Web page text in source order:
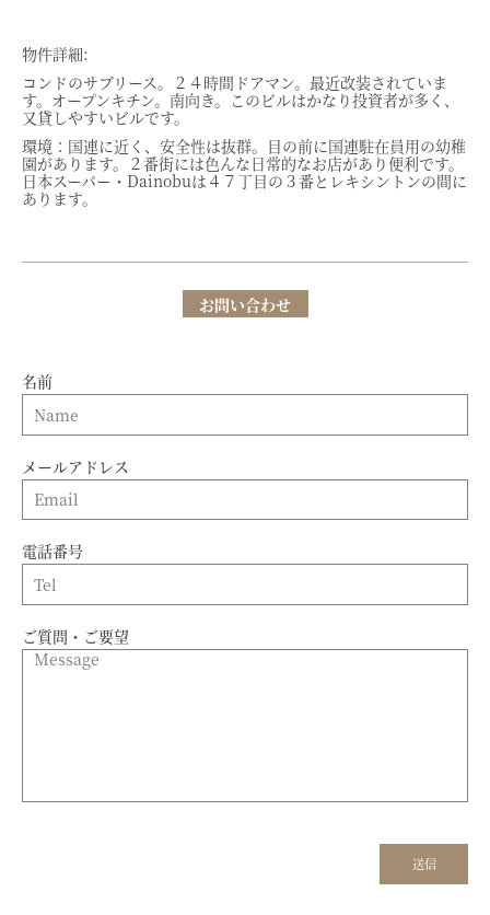
物件詳細:
コンドのサブリース。２４時間ドアマン。最近改装されていま
す。オープンキチン。南向き。このビルはかなり投資者が多く、
又貸しやすいビルです。
環境：国連に近く、安全性は抜群。目の前に国連駐在員用の幼稚
園があります。２番街には色んな日常的なお店があり便利です。
日本スーパー・Dainobuは４７丁目の３番とレキシントンの間に
あります。
お問い合わせ
名前
メールアドレス
電話番号
ご質問・ご要望